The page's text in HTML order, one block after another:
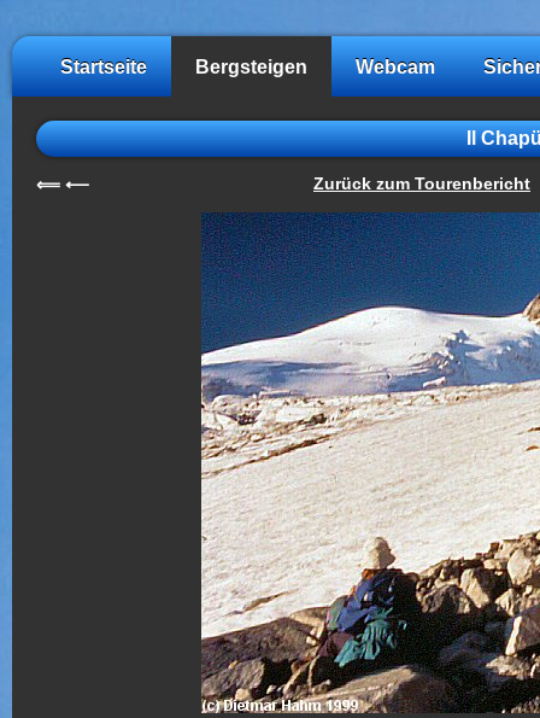
Startseite Bergsteigen Webcam
Il
⟸ ⟵ Zurück zum Tourenbericht